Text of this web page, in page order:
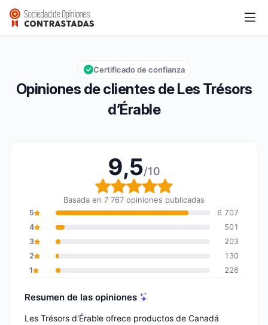
Les Trésors d’Érable
Calificación global: 9,5 de 10
9,5/10
Opiniones de clientes de Les Trésors
d’Érable
Certificado de confianza
9,5/10
Calificación global: 9,5
Basada en 7 767 opiniones publicadas
5
6 707
4
501
3
203
2
130
1
226
Resumen de las opiniones
Les Trésors d'Érable ofrece productos de Canadá